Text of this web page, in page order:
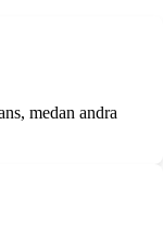
medan andra